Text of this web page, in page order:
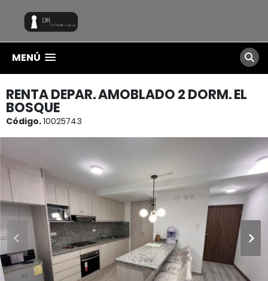
MENÚ
RENTA DEPAR. AMOBLADO 2 DORM. EL
BOSQUE
Código.10025743